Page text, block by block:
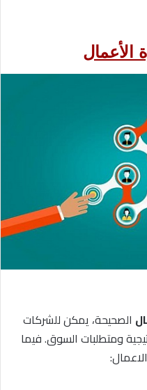
الصحيحة، يمكن للشركات
ومتطلبات السوق. فيما